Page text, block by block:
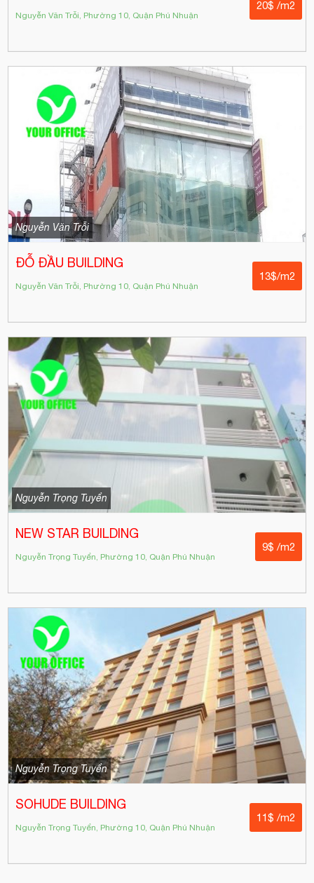
Nguyễn Văn Trỗi, Phường 10, Quận Phú Nhuận
20$ /m2
Nguyễn Văn Trỗi
ĐỖ ĐẦU BUILDING
Nguyễn Văn Trỗi, Phường 10, Quận Phú Nhuận
13$/m2
Nguyễn Trọng Tuyển
NEW STAR BUILDING
Nguyễn Trọng Tuyển, Phường 10, Quận Phú Nhuận
9$ /m2
Nguyễn Trọng Tuyển
SOHUDE BUILDING
Nguyễn Trọng Tuyển, Phường 10, Quận Phú Nhuận
11$ /m2